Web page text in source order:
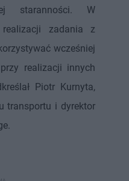
staranności. W
zadania z
wcześniej
realizacji innych
Piotr Kurnyta,
transportu i dyrektor